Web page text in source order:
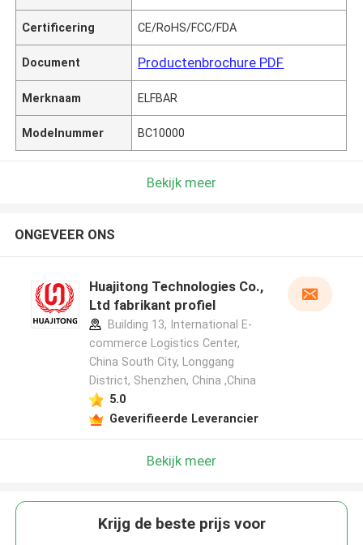
Certificering CE/RoHS/FCC/FDA
Document Productenbrochure PDF
Merknaam ELFBAR
Modelnummer BC10000
Bekijk meer
ONGEVEER ONS
Huajitong Technologies Co.,
Ltd fabrikant profiel
Building 13, International E-
commerce Logistics Center,
China South City, Longgang
District, Shenzhen, China ,China
5.0
Geverifieerde Leverancier
Bekijk meer
Krijg de beste prijs voor